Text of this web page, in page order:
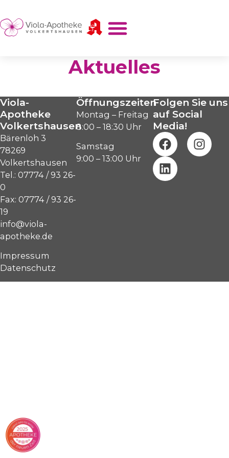
Aktuelles
Viola-
Apotheke
Volkertshausen
Bärenloh 3
78269
Volkertshausen
Tel.: 07774 / 93 26-
0
Fax: 07774 / 93 26-
19
info@viola-
apotheke.de
Impressum
Datenschutz
Öffnungszeiten
Montag – Freitag
8:00 – 18:30 Uhr
Samstag
9:00 – 13:00 Uhr
Folgen Sie uns
auf Social
Media!